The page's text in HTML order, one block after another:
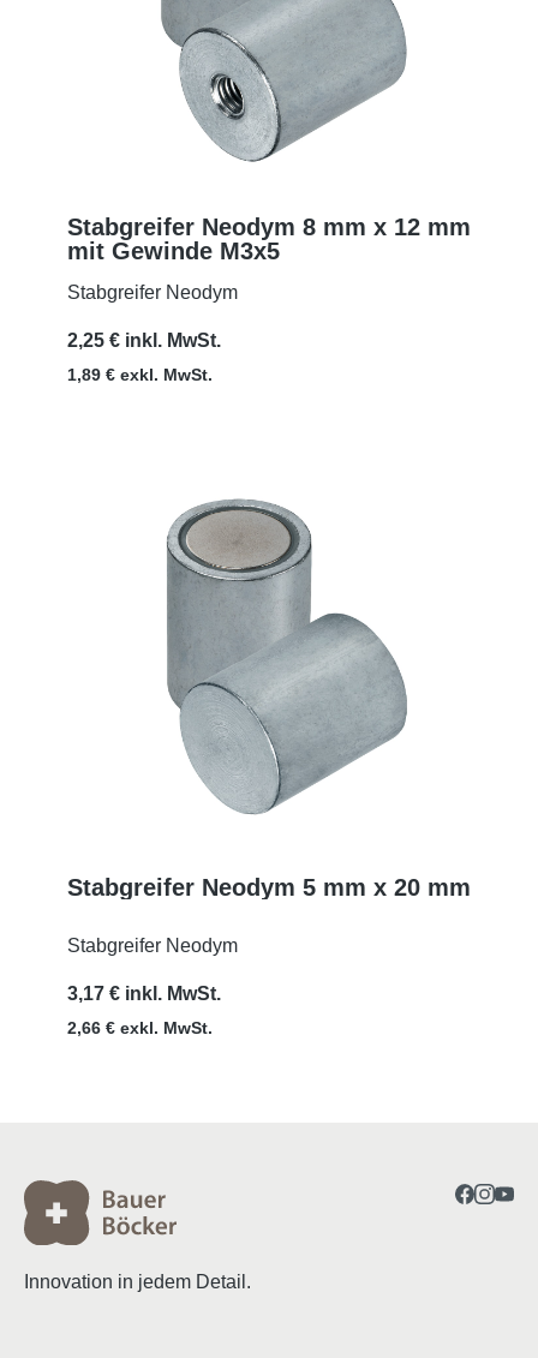
MEHR
Stabgreifer Neodym 8 mm x 12 mm
mit Gewinde M3x5
Stabgreifer Neodym
2,25 € inkl. MwSt.
1,89 € exkl. MwSt.
Stabgreifer Neodym 5 mm x 20 mm
Stabgreifer Neodym
3,17 € inkl. MwSt.
2,66 € exkl. MwSt.
Innovation in jedem Detail.